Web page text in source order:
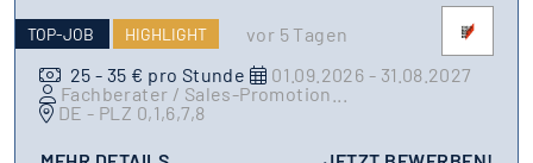
TOP-JOB HIGHLIGHT
vor 5 Tagen
25 - 35 € pro Stunde
01.09.2026 - 31.08.2027
Fachberater / Sales-Promotion
DE - PLZ 0,1,6,7,8